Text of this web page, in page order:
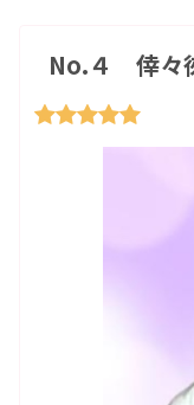
No.４ 倖々